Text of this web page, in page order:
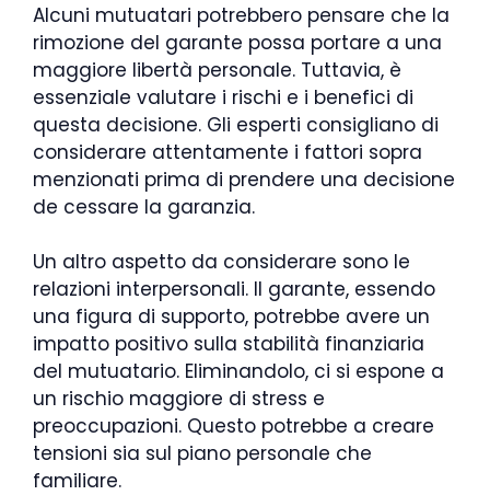
Alcuni mutuatari potrebbero pensare che la
rimozione del garante possa portare a una
maggiore libertà personale. Tuttavia, è
essenziale valutare i rischi e i benefici di
questa decisione. Gli esperti consigliano di
considerare attentamente i fattori sopra
menzionati prima di prendere una decisione
de cessare la garanzia.
Un altro aspetto da considerare sono le
relazioni interpersonali. Il garante, essendo
una figura di supporto, potrebbe avere un
impatto positivo sulla stabilità finanziaria
del mutuatario. Eliminandolo, ci si espone a
un rischio maggiore di stress e
preoccupazioni. Questo potrebbe a creare
tensioni sia sul piano personale che
familiare.